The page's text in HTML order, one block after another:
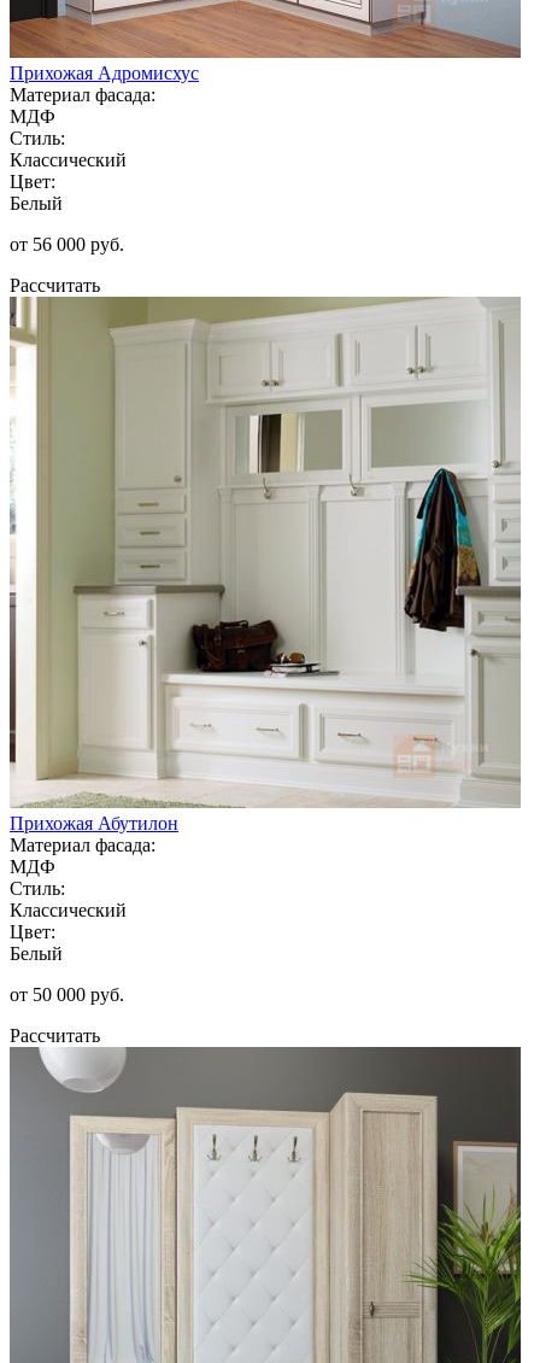
Прихожая Адромисхус
Материал фасада:
МДФ
Стиль:
Классический
Цвет:
Белый
от 56 000 руб.
Рассчитать
Прихожая Абутилон
Материал фасада:
МДФ
Стиль:
Классический
Цвет:
Белый
от 50 000 руб.
Рассчитать